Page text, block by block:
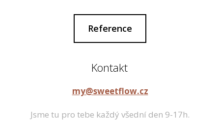
Reference
Kontakt
my@sweetflow.cz
Jsme tu pro tebe každý všední den 9-17h.